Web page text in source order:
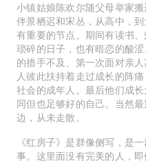
小镇姑娘陈欢尔随父母举家
伴景栖迟和宋丛，从高中，
有重要的节点。期间有读书
琐碎的日子，也有暗恋的酸
的措手不及、第一次面对亲
人彼此扶持着走过成长的阵
社会的成年人。最后他们成
同但也足够好的自己。当然
边，从未走散。
《红房子》是群像侧写，是
事。这里面没有完美的人，